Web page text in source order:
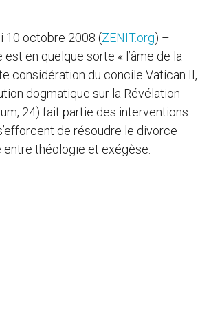
10 octobre 2008 (ZENIT.org) –
est en quelque sorte « l’âme de la
considération du concile Vatican II,
dogmatique sur la Révélation
24) fait partie des interventions
de résoudre le divorce
théologie et exégèse.